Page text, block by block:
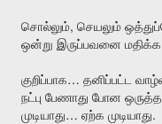
சொல்லும், செயலும்
ஒன்று இருப்பவனை மதிக்க
குறிப்பாக… தனிப்பட்ட
நட்பு பேணாது போன
முடியாது… ஏற்க முடியாது.